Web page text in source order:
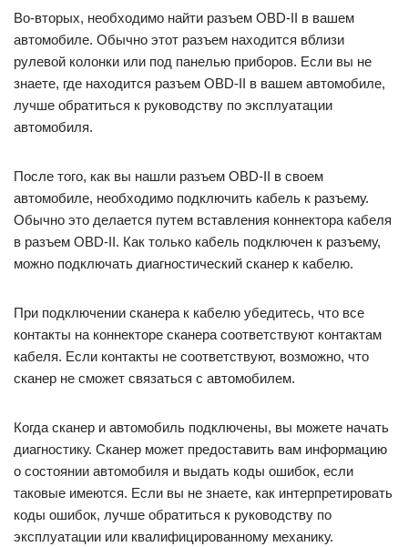
Во-вторых, необходимо найти разъем OBD-II в вашем
автомобиле. Обычно этот разъем находится вблизи
рулевой колонки или под панелью приборов. Если вы не
знаете, где находится разъем OBD-II в вашем автомобиле,
лучше обратиться к руководству по эксплуатации
автомобиля.
После того, как вы нашли разъем OBD-II в своем
автомобиле, необходимо подключить кабель к разъему.
Обычно это делается путем вставления коннектора кабеля
в разъем OBD-II. Как только кабель подключен к разъему,
можно подключать диагностический сканер к кабелю.
При подключении сканера к кабелю убедитесь, что все
контакты на коннекторе сканера соответствуют контактам
кабеля. Если контакты не соответствуют, возможно, что
сканер не сможет связаться с автомобилем.
Когда сканер и автомобиль подключены, вы можете начать
диагностику. Сканер может предоставить вам информацию
о состоянии автомобиля и выдать коды ошибок, если
таковые имеются. Если вы не знаете, как интерпретировать
коды ошибок, лучше обратиться к руководству по
эксплуатации или квалифицированному механику.